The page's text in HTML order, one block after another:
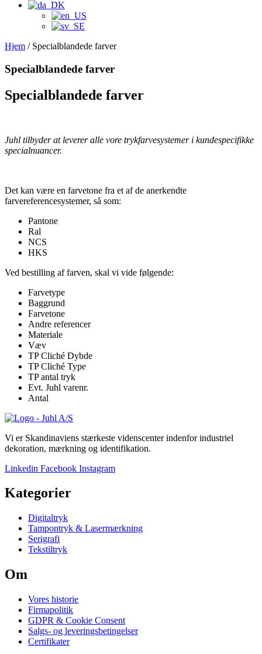
Hjem / Specialblandede farver
Specialblandede farver
Specialblandede farver
Juhl tilbyder at leverer alle vore trykfarvesystemer i kundespecifikke
specialnuancer.
Det kan være en farvetone fra et af de anerkendte
farvereferencesystemer, så som:
Pantone
Ral
NCS
HKS
Ved bestilling af farven, skal vi vide følgende:
Farvetype
Baggrund
Farvetone
Andre referencer
Materiale
Væv
TP Cliché Dybde
TP Cliché Type
TP antal tryk
Evt. Juhl varenr.
Antal
Vi er Skandinaviens stærkeste videnscenter indenfor industriel
dekoration, mærkning og identifikation.
Linkedin Facebook Instagram
Kategorier
Digitaltryk
Tampontryk & Lasermærkning
Serigrafi
Tekstiltryk
Om
Vores historie
Firmapolitik
GDPR & Cookie Consent
Salgs- og leveringsbetingelser
Certifikater